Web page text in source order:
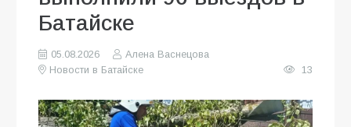
Батайске
05.08.2026
Алена Васнецова
Новости в Батайске
13